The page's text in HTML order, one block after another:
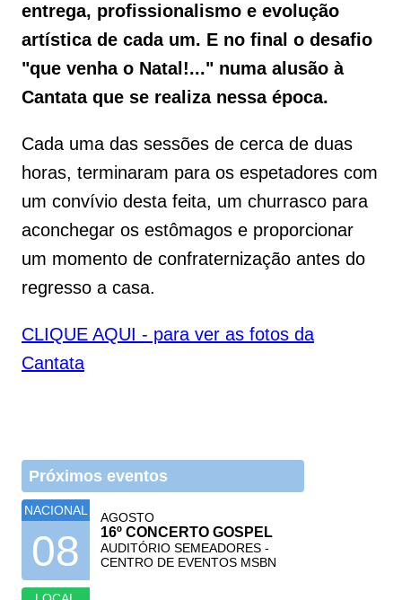
entrega, profissionalismo e evolução
artística de cada um. E no final o desafio
"que venha o Natal!..." numa alusão à
Cantata que se realiza nessa época.
Cada uma das sessões de cerca de duas
horas, terminaram para os espetadores com
um convívio desta feita, um churrasco para
aconchegar os estômagos e proporcionar
um momento de confraternização antes do
regresso a casa.
CLIQUE AQUI - para ver as fotos da
Cantata
Próximos eventos
NACIONAL
08
AGOSTO
16º CONCERTO GOSPEL
AUDITÓRIO SEMEADORES -
CENTRO DE EVENTOS MSBN